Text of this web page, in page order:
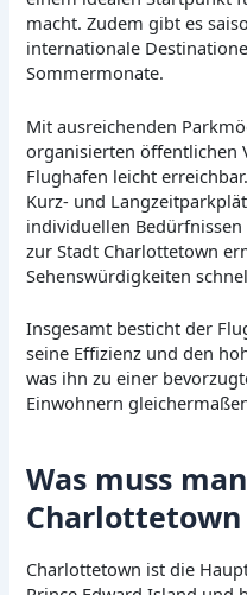
macht. Zudem gibt es
internationale
Sommermonate.
Mit ausreichenden
organisierten öffentlichen
Flughafen leicht
Kurz- und
individuellen
zur Stadt Charlottetown
Sehenswürdigkeiten
Insgesamt besticht der
seine Effizienz und den
was ihn zu einer
Einwohnern
Was muss
Charlottetown
Charlottetown ist die